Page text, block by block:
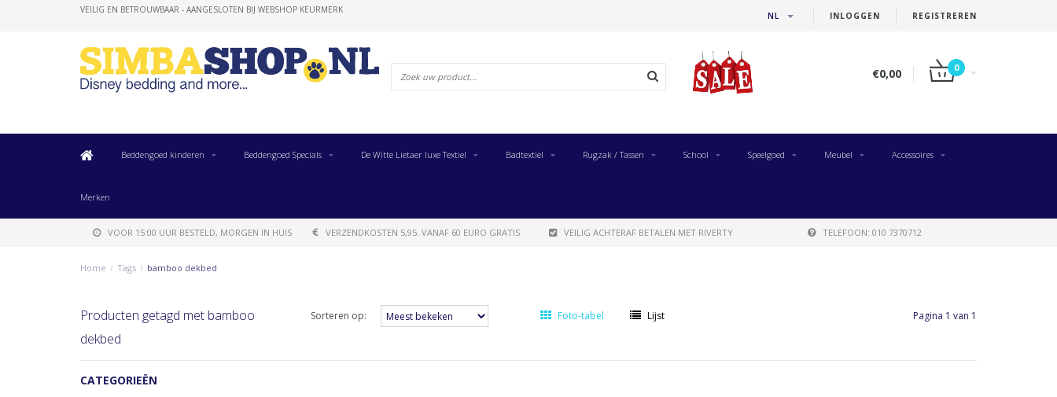
INLOGGEN REGISTREREN
NL
VEILIG EN BETROUWBAAR - AANGESLOTEN BIJ WEBSHOP KEURMERK
€0,00 0
Beddengoed kinderen Beddengoed Specials De Witte Lietaer luxe Textiel Badtextiel Rugzak / Tassen School Speelgoed Meubel Accessoires
Merken
VOOR 15:00 UUR BESTELD, MORGEN IN HUIS VERZENDKOSTEN 5,95. VANAF 60 EURO GRATIS VEILIG ACHTERAF BETALEN MET RIVERTY TELEFOON: 010 7370712
Home / Tags / bamboo dekbed
Producten getagd met bamboo
dekbed
Sorteren op: Foto-tabel Lijst Pagina 1 van 1
CATEGORIEËN